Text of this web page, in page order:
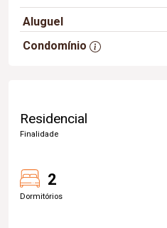
Aluguel
Condomínio
Residencial
Finalidade
2
Dormitórios